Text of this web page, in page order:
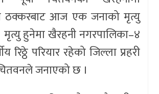
ठक्करबाट आज एक जनाको मृत्यु
हुनेमा खैरहनी नगरपालिका–४
रिठ्ठे परियार रहेको जिल्ला प्रहरी
जनाएको छ ।